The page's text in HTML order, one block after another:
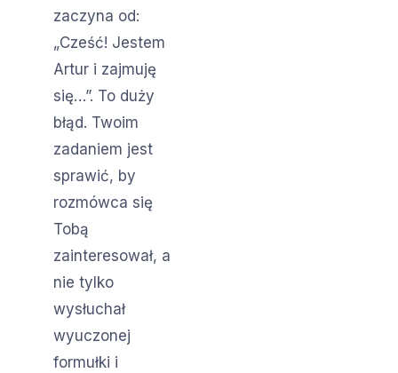
zaczyna od:
„Cześć! Jestem
Artur i zajmuję
się…”. To duży
błąd. Twoim
zadaniem jest
sprawić, by
rozmówca się
Tobą
zainteresował, a
nie tylko
wysłuchał
wyuczonej
formułki i